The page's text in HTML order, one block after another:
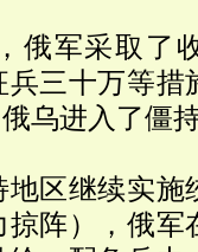
俄军采取了
三十万等措
乌进入了僵
地区继续实施
阵），俄军